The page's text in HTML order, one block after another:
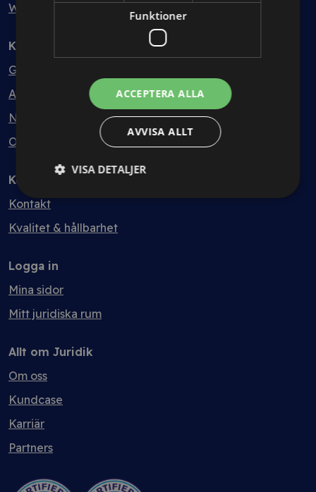
Webbinarium
Kunskapsbank
Guider
Avtalsmallar
Nyheter
Ordlista
Kontakt
Kontakt
Kvalitet & hållbarhet
Logga in
Mina sidor
Mitt juridiska rum
Allt om Juridik
Om oss
Kundcase
Karriär
Partners
Funktioner
ACCEPTERA ALLA
AVVISA ALLT
VISA DETALJER